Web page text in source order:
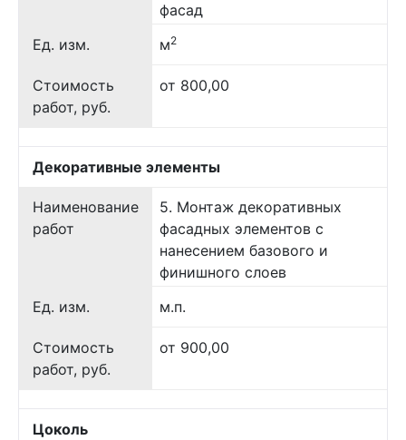
фасад
Ед. изм.
м2
Стоимость
работ, руб.
от 800,00
Декоративные элементы
Наименование
работ
5. Монтаж декоративных
фасадных элементов с
нанесением базового и
финишного слоев
Ед. изм.
м.п.
Стоимость
работ, руб.
от 900,00
Цоколь